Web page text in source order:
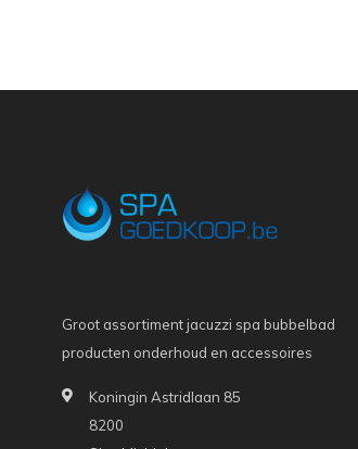
Groot assortiment jacuzzi spa bubbelbad
producten onderhoud en accessoires
Koningin Astridlaan 85
8200